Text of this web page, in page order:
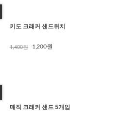
키도 크래커 샌드위치
1,400원 1,200원
매직 크래커 샌드 5개입